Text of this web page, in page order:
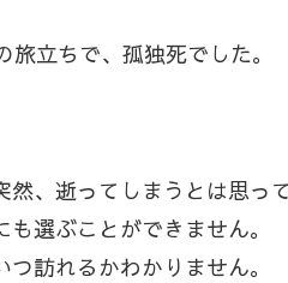
旅立ちで、孤独死でした。
、逝ってしまうとは思っ
選ぶことができません。
訪れるかわかりません。